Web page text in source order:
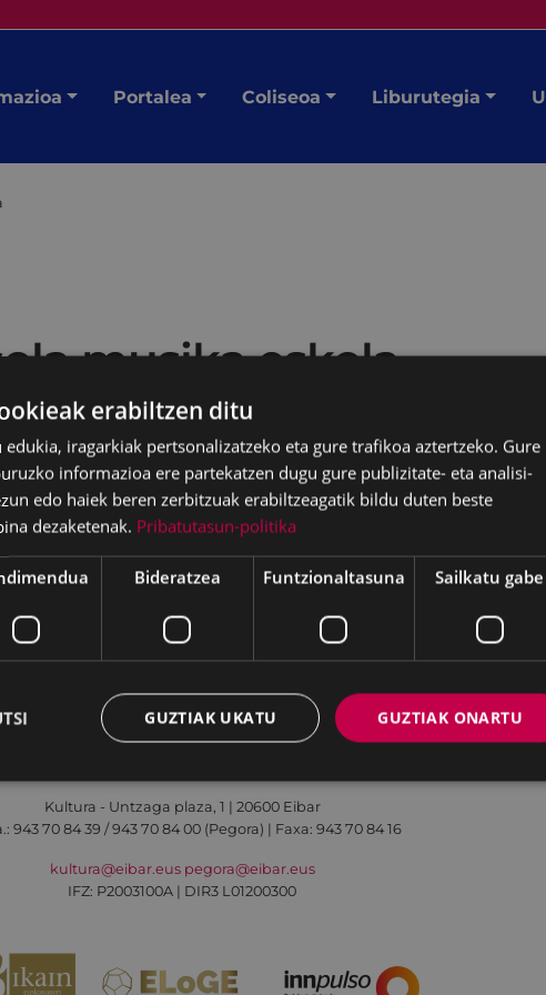
Portalea Coliseoa Liburutegia
musika eskola
Hitzordu
Kontaktua Lege-oharra Cookien
Kultura - Untzaga plaza, 1 | 20600 Eibar
943 70 84 39 / 943 70 84 00 (Pegora) | Faxa: 943 70 84 16
kultura@eibar.eus pegora@eibar.eus
IFZ: P2003100A | DIR3 L01200300
erabiltzen ditu
iragarkiak pertsonalizatzeko eta gure trafikoa aztertzeko. Gure
informazioa ere partekatzen dugu gure publizitate- eta analisi-
edo haiek beren zerbitzuak erabiltzeagatik bildu duten beste
dezaketenak. Pribatutasun-politika
Bideratzea Funtzionaltasuna Sailkatu gabe
GUZTIAK ONARTU
GUZTIAK UKATU